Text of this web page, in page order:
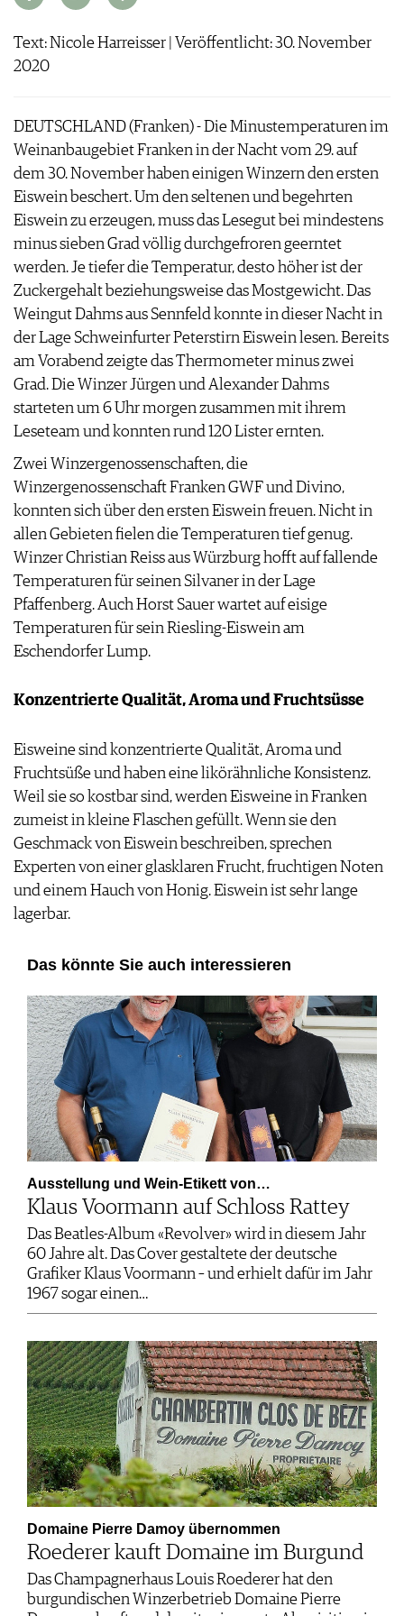
ARCHIV
ANMELDEN
GEWINNSPIELE
VORTEILSWELT
TRINKREIFETABELLE
WEINSUCHE
NEWSLETTER
WINE TRADE CLUB
JOBS
WERBUNG
PRESSE
AGB & DATENSCHUTZ
Text: Nicole Harreisser | Veröffentlicht: 30. November
2020
DEUTSCHLAND (Franken) - Die Minustemperaturen im
Weinanbaugebiet Franken in der Nacht vom 29. auf
dem 30. November haben einigen Winzern den ersten
Eiswein beschert. Um den seltenen und begehrten
Eiswein zu erzeugen, muss das Lesegut bei mindestens
minus sieben Grad völlig durchgefroren geerntet
werden. Je tiefer die Temperatur, desto höher ist der
Zuckergehalt beziehungsweise das Mostgewicht. Das
Weingut Dahms aus Sennfeld konnte in dieser Nacht in
der Lage Schweinfurter Peterstirn Eiswein lesen. Bereits
am Vorabend zeigte das Thermometer minus zwei
Grad. Die Winzer Jürgen und Alexander Dahms
starteten um 6 Uhr morgen zusammen mit ihrem
Leseteam und konnten rund 120 Lister ernten.
Zwei Winzergenossenschaften, die
Winzergenossenschaft Franken GWF und Divino,
konnten sich über den ersten Eiswein freuen. Nicht in
allen Gebieten fielen die Temperaturen tief genug.
Winzer Christian Reiss aus Würzburg hofft auf fallende
Temperaturen für seinen Silvaner in der Lage
Pfaffenberg. Auch Horst Sauer wartet auf eisige
Temperaturen für sein Riesling-Eiswein am
Eschendorfer Lump.
Konzentrierte Qualität, Aroma und Fruchtsüsse
Eisweine sind konzentrierte Qualität, Aroma und
Fruchtsüße und haben eine likörähnliche Konsistenz.
Weil sie so kostbar sind, werden Eisweine in Franken
zumeist in kleine Flaschen gefüllt. Wenn sie den
Geschmack von Eiswein beschreiben, sprechen
Experten von einer glasklaren Frucht, fruchtigen Noten
und einem Hauch von Honig. Eiswein ist sehr lange
lagerbar.
Das könnte Sie auch interessieren
Ausstellung und Wein-Etikett von…
Klaus Voormann auf Schloss Rattey
Das Beatles-Album «Revolver» wird in diesem Jahr
60 Jahre alt. Das Cover gestaltete der deutsche
Grafiker Klaus Voormann – und erhielt dafür im Jahr
1967 sogar einen…
Domaine Pierre Damoy übernommen
Roederer kauft Domaine im Burgund
Das Champagnerhaus Louis Roederer hat den
burgundischen Winzerbetrieb Domaine Pierre